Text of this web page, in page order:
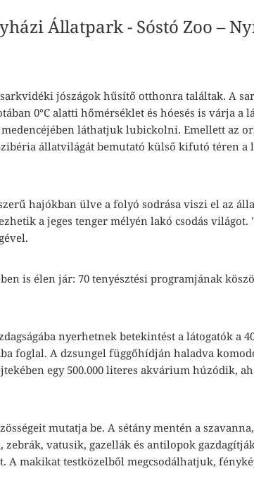
Állatpark - Sóstó Zoo –
jószágok hűsítő otthonra találtak. A
0°C alatti hőmérséklet és hóesés is várja
láthatjuk lubickolni. Emellett az
állatvilágát bemutató külső kifutó téren
hajókban ülve a folyó sodrása viszi el az
a jeges tenger mélyén lakó csodás világot.
is élen jár: 70 tenyésztési programjának
nyerhetnek betekintést a látogatók a
foglal. A dzsungel függőhídján haladva
egy 500.000 literes akvárium húzódik,
mutatja be. A sétány mentén a
vatusik, gazellák és antilopok
makikat testközelből megcsodálhatjuk,